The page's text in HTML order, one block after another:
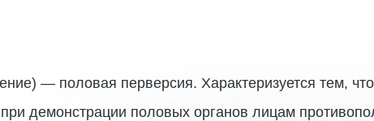
— половая перверсия. Характеризуется тем, что
демонстрации половых органов лицам